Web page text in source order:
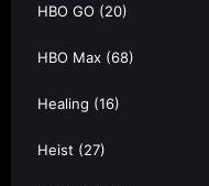
HBO GO (20)
HBO Max (68)
Healing (16)
Heist (27)